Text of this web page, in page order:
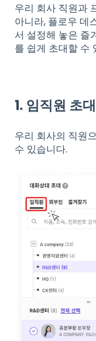
우리 회사 직원과
아니라, 플로우 데
서 설정해 놓은 즐
를 쉽게 초대할 수
1. 임직원 초대
우리 회사의 직원
수 있습니다.